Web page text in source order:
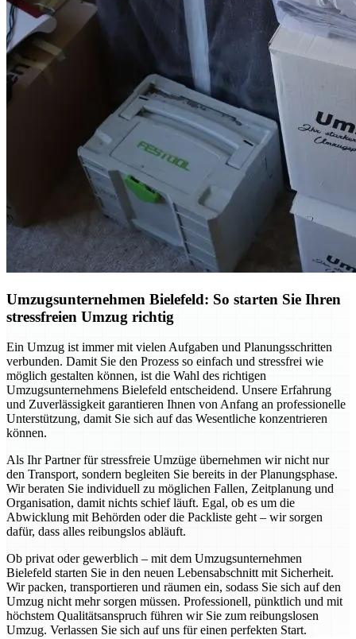
Umzugsunternehmen Bielefeld: So starten Sie Ihren
stressfreien Umzug richtig
Ein Umzug ist immer mit vielen Aufgaben und Planungsschritten
verbunden. Damit Sie den Prozess so einfach und stressfrei wie
möglich gestalten können, ist die Wahl des richtigen
Umzugsunternehmens Bielefeld entscheidend. Unsere Erfahrung
und Zuverlässigkeit garantieren Ihnen von Anfang an professionelle
Unterstützung, damit Sie sich auf das Wesentliche konzentrieren
können.
Als Ihr Partner für stressfreie Umzüge übernehmen wir nicht nur
den Transport, sondern begleiten Sie bereits in der Planungsphase.
Wir beraten Sie individuell zu möglichen Fallen, Zeitplanung und
Organisation, damit nichts schief läuft. Egal, ob es um die
Abwicklung mit Behörden oder die Packliste geht – wir sorgen
dafür, dass alles reibungslos abläuft.
Ob privat oder gewerblich – mit dem Umzugsunternehmen
Bielefeld starten Sie in den neuen Lebensabschnitt mit Sicherheit.
Wir packen, transportieren und räumen ein, sodass Sie sich auf den
Umzug nicht mehr sorgen müssen. Professionell, pünktlich und mit
höchstem Qualitätsanspruch führen wir Sie zum reibungslosen
Umzug. Verlassen Sie sich auf uns für einen perfekten Start.